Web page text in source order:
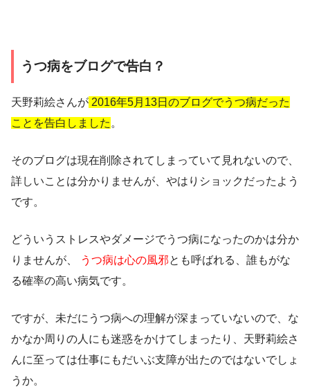
うつ病をブログで告白？
天野莉絵さんが 2016年5月13日のブログでうつ病だった
ことを告白しました 。
そのブログは現在削除されてしまっていて見れないので、
詳しいことは分かりませんが、やはりショックだったよう
です。
どういうストレスやダメージでうつ病になったのかは分か
りませんが、
うつ病は心の風邪とも呼ばれる、誰もがな
る確率の高い病気です。
ですが、未だにうつ病への理解が深まっていないので、な
かなか周りの人にも迷惑をかけてしまったり、天野莉絵さ
んに至っては仕事にもだいぶ支障が出たのではないでしょ
うか。